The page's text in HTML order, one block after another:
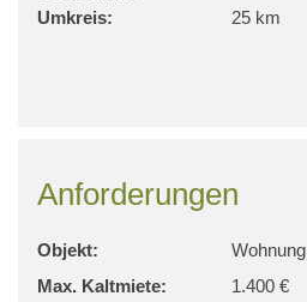
Umkreis:
25 km
Anforderungen
Objekt:
Wohnung
Max. Kaltmiete:
1.400 €